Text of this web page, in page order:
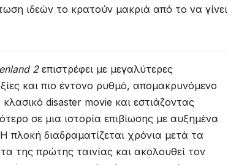
ιδεών το κρατούν μακριά από το να γίνει
2επιστρέφει με μεγαλύτερες
και πιο έντονο ρυθμό, απομακρυνόμενο
disaster movie και εστιάζοντας
σε μια ιστορία επιβίωσης με αυξημένα
πλοκή διαδραματίζεται χρόνια μετά τα
της πρώτης ταινίας και ακολουθεί τον